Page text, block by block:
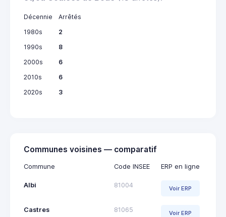
Décennie
Arrêtés
1980s
2
1990s
8
2000s
6
2010s
6
2020s
3
Communes voisines — comparatif
Commune Code INSEE ERP en ligne
Albi 81004 Voir ERP
Castres 81065 Voir ERP